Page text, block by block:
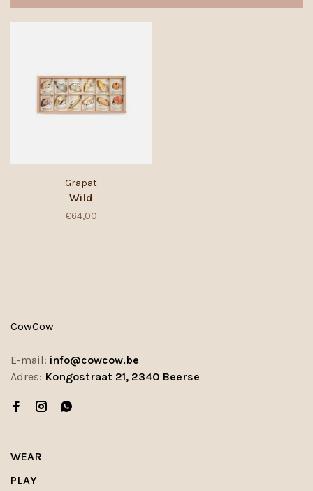
Grapat
Wild
€64,00
CowCow
E-mail: info@cowcow.be
Adres: Kongostraat 21, 2340 Beerse
WEAR
PLAY